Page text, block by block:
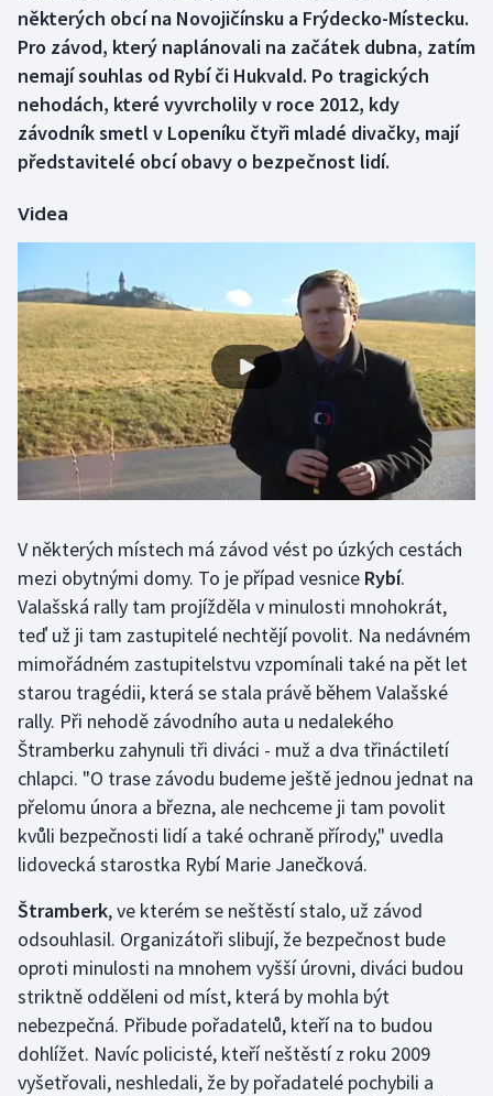
Box
Curling
Dostihy
Futsal
Golf
Gymnastika
Házená
Jezdectví
Judo
Krasobruslení
Lezení
Lyže a snowboard
Moderní pětiboj
Motorsport
Olympijské hry
Parasport
Plážový volejbal
Ragby
Rychlobruslení
některých obcí na Novojičínsku a Frýdecko-Místecku.
Pro závod, který naplánovali na začátek dubna, zatím
nemají souhlas od Rybí či Hukvald. Po tragických
nehodách, které vyvrcholily v roce 2012, kdy
závodník smetl v Lopeníku čtyři mladé divačky, mají
představitelé obcí obavy o bezpečnost lidí.
Videa
V některých místech má závod vést po úzkých cestách
mezi obytnými domy. To je případ vesnice Rybí.
Valašská rally tam projížděla v minulosti mnohokrát,
teď už ji tam zastupitelé nechtějí povolit. Na nedávném
mimořádném zastupitelstvu vzpomínali také na pět let
starou tragédii, která se stala právě během Valašské
rally. Při nehodě závodního auta u nedalekého
Štramberku zahynuli tři diváci - muž a dva třináctiletí
chlapci. "O trase závodu budeme ještě jednou jednat na
přelomu února a března, ale nechceme ji tam povolit
kvůli bezpečnosti lidí a také ochraně přírody," uvedla
lidovecká starostka Rybí Marie Janečková.
Štramberk, ve kterém se neštěstí stalo, už závod
odsouhlasil. Organizátoři slibují, že bezpečnost bude
oproti minulosti na mnohem vyšší úrovni, diváci budou
striktně odděleni od míst, která by mohla být
nebezpečná. Přibude pořadatelů, kteří na to budou
dohlížet. Navíc policisté, kteří neštěstí z roku 2009
vyšetřovali, neshledali, že by pořadatelé pochybili a